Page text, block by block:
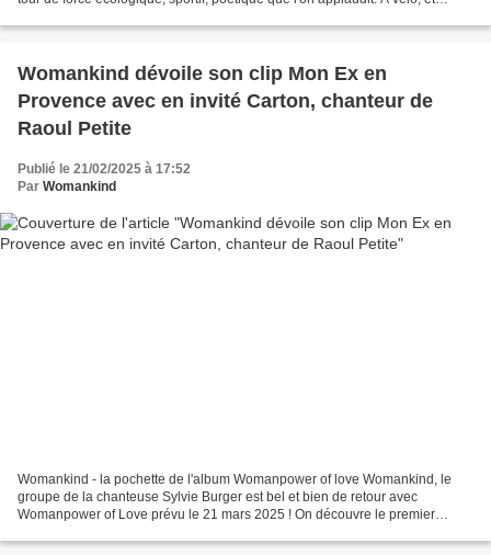
Womankind dévoile son clip Mon Ex en
Provence avec en invité Carton, chanteur de
Raoul Petite
Publié le 21/02/2025 à 17:52
Par Womankind
Womankind - la pochette de l'album Womanpower of love Womankind, le
groupe de la chanteuse Sylvie Burger est bel et bien de retour avec
Womanpower of Love prévu le 21 mars 2025 ! On découvre le premier